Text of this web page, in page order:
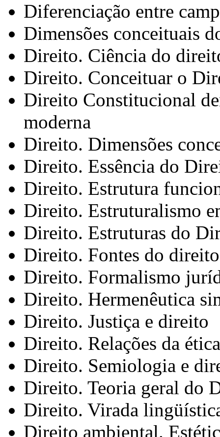
Diferenciação entre
Dimensões conceituais
Direito. Ciência do
Direito. Conceituar o
Direito Constitucional
moderna
Direito. Dimensões
Direito. Essência do
Direito. Estrutura
Direito. Estruturalismo
Direito. Estruturas do
Direito. Fontes do
Direito. Formalismo
Direito. Hermenêutica
Direito. Justiça e direito
Direito. Relações da
Direito. Semiologia e
Direito. Teoria geral do
Direito. Virada
Direito ambiental.